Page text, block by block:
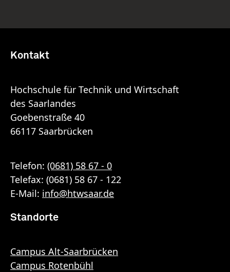
Kontakt
Hochschule für Technik und Wirtschaft
des Saarlandes
Goebenstraße 40
66117 Saarbrücken
Telefon: (0681) 58 67 - 0
Telefax: (0681) 58 67 - 122
E-Mail: info@htwsaar.de
Standorte
Campus Alt-Saarbrücken
Campus Rotenbühl